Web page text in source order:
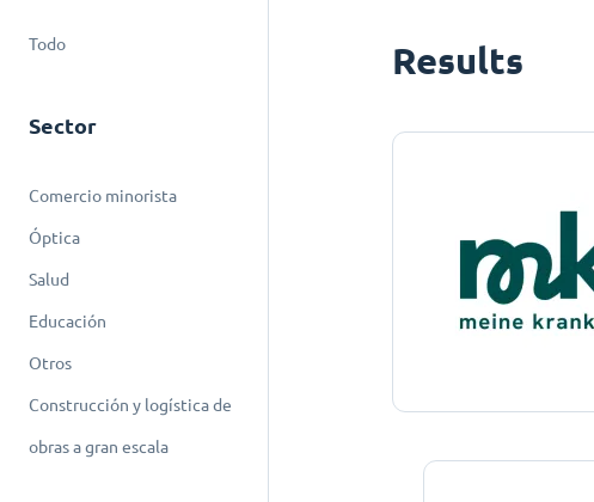
Todo
Sector
Comercio minorista
Óptica
Salud
Educación
Otros
Construcción y logística de
obras a gran escala
Results